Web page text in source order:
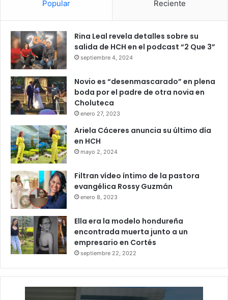
Popular Reciente
Rina Leal revela detalles sobre su
salida de HCH en el podcast “2 Que 3”
septiembre 4, 2024
Novio es “desenmascarado” en plena
boda por el padre de otra novia en
Choluteca
enero 27, 2023
Ariela Cáceres anuncia su último día
en HCH
mayo 2, 2024
Filtran vídeo íntimo de la pastora
evangélica Rossy Guzmán
enero 8, 2023
Ella era la modelo hondureña
encontrada muerta junto a un
empresario en Cortés
septiembre 22, 2022